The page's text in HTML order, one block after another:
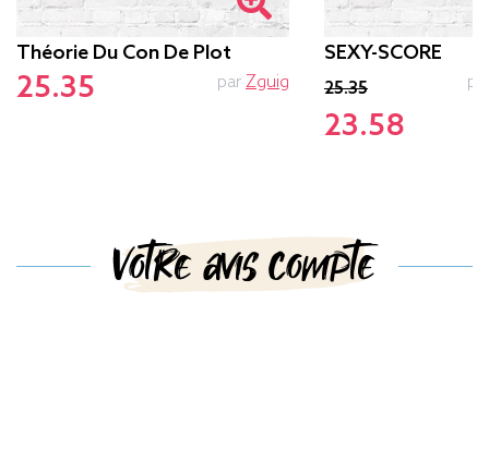
Théorie Du Con De Plot
25.35 par Zguig
SEXY-SCORE
25.35
23.58
Votre avis compte